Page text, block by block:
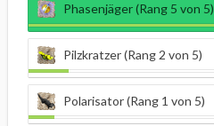
Phasenjäger (Rang 5 von 5)
Pilzkratzer (Rang 2 von 5)
Polarisator (Rang 1 von 5)